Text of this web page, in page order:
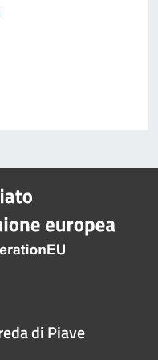
di Piave